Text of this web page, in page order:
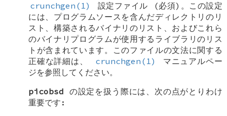
crunchgen(1)
設定ファイル (必須)。この設定
には、プログラムソースを含んだディレクトリのリ
スト、構築されるバイナリのリスト、およびこれら
のバイナリプログラムが使用するライブラリのリス
トが含まれています。このファイルの文法に関する
正確な詳細は、
crunchgen(1)
マニュアルペー
ジを参照してください。
picobsd の設定を扱う際には、次の点がとりわけ
重要です: